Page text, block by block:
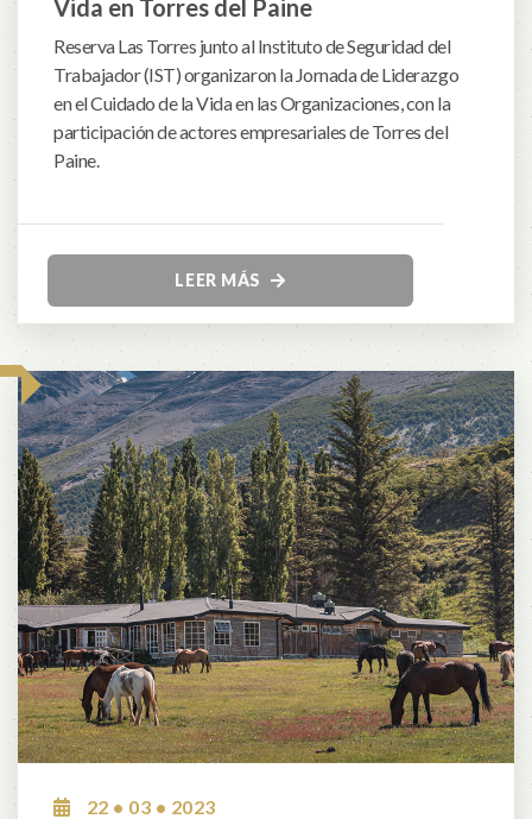
Vida en Torres del Paine
Reserva Las Torres junto al Instituto de Seguridad del
Trabajador (IST) organizaron la Jornada de Liderazgo
en el Cuidado de la Vida en las Organizaciones, con la
participación de actores empresariales de Torres del
Paine.
LEER MÁS
22 • 03 • 2023